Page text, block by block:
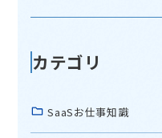
カテゴリ
SaaSお仕事知識